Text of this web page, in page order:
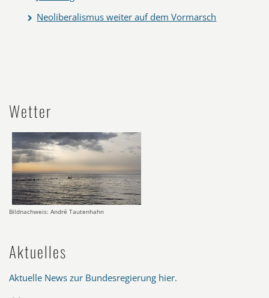
Neoliberalismus weiter auf dem Vormarsch
Wetter
Bildnachweis: André Tautenhahn
Aktuelles
Aktuelle News zur Bundesregierung hier.